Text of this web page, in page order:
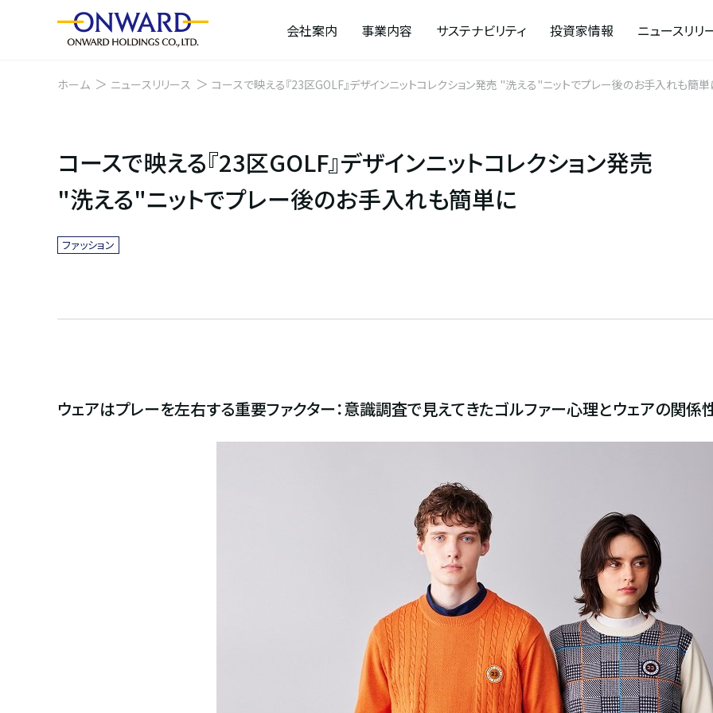
会社案内 事業内容 サステナビリティ 投資家情報 ニュースリリ
ホーム ニュースリリース コースで映える『23区GOLF』デザインニットコレクション発売 "洗える"ニットでプレー後のお手入れも
コースで映える『23区GOLF』デザインニットコレクション発売
"洗える"ニットでプレー後のお手入れも簡単に
ファッション
ウェアはプレーを左右する重要ファクター：意識調査で見えてきたゴルファー心理とウェアの関係